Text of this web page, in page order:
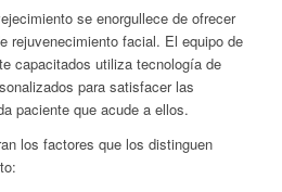
se enorgullece de ofrecer
rejuvenecimiento facial. El equipo de
capacitados utiliza tecnología de
para satisfacer las
paciente que acude a ellos.
los factores que los distinguen